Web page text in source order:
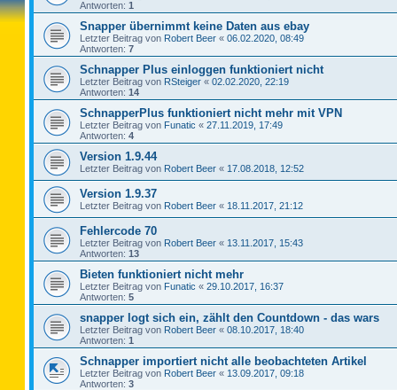
Antworten: 1
Snapper übernimmt keine Daten aus ebay
Letzter Beitrag von Robert Beer « 06.02.2020, 08:49
Antworten: 7
Schnapper Plus einloggen funktioniert nicht
Letzter Beitrag von RSteiger « 02.02.2020, 22:19
Antworten: 14
SchnapperPlus funktioniert nicht mehr mit VPN
Letzter Beitrag von Funatic « 27.11.2019, 17:49
Antworten: 4
Version 1.9.44
Letzter Beitrag von Robert Beer « 17.08.2018, 12:52
Version 1.9.37
Letzter Beitrag von Robert Beer « 18.11.2017, 21:12
Fehlercode 70
Letzter Beitrag von Robert Beer « 13.11.2017, 15:43
Antworten: 13
Bieten funktioniert nicht mehr
Letzter Beitrag von Funatic « 29.10.2017, 16:37
Antworten: 5
snapper logt sich ein, zählt den Countdown - das wars
Letzter Beitrag von Robert Beer « 08.10.2017, 18:40
Antworten: 1
Schnapper importiert nicht alle beobachteten Artikel
Letzter Beitrag von Robert Beer « 13.09.2017, 09:18
Antworten: 3